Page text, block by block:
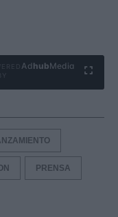
Ad hubMedia
PRENSA